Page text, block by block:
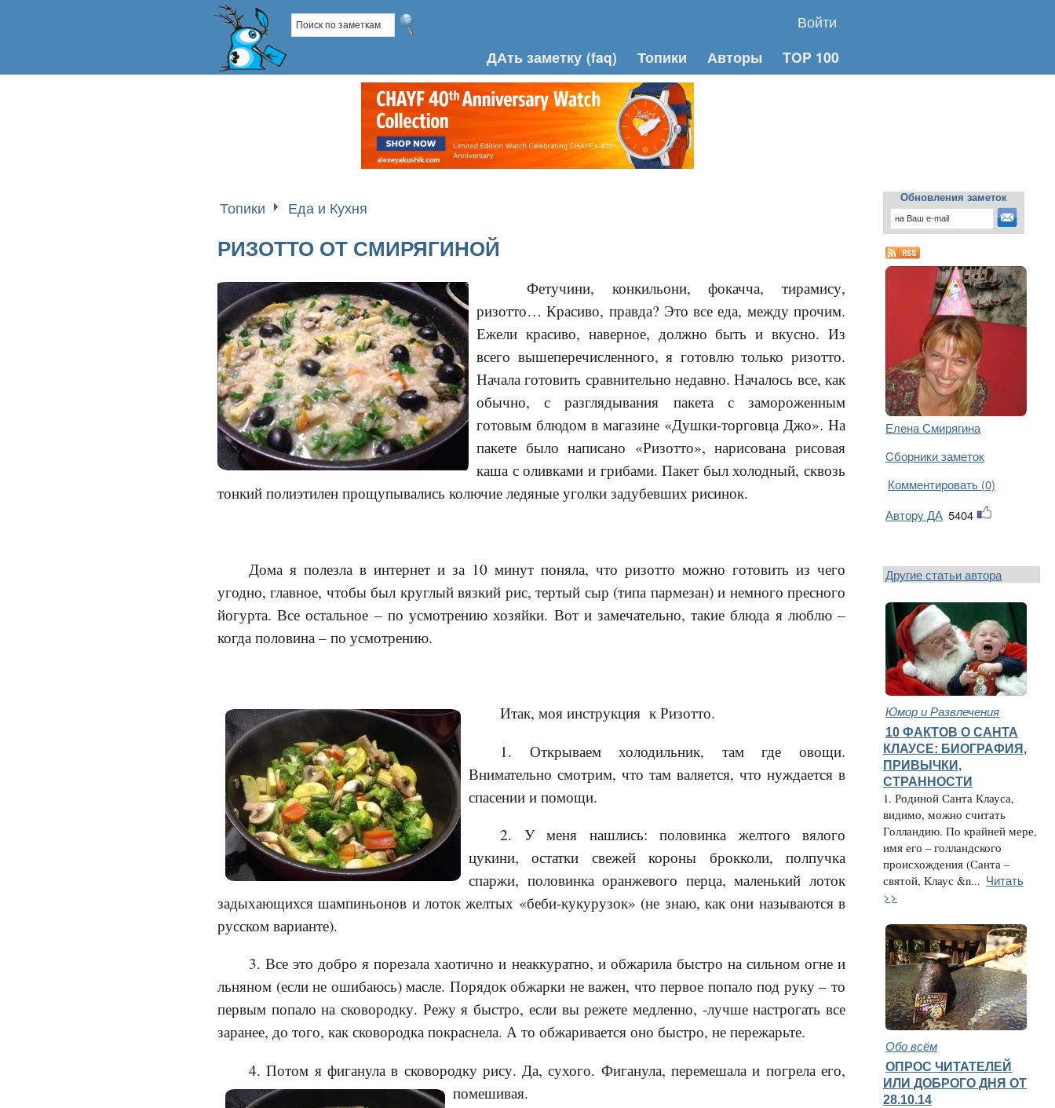
Войти
ДАть заметку (faq) Топики Авторы TOP 100
Топики Еда и Кухня
РИЗОТТО ОТ СМИРЯГИНОЙ
Фетучини, конкильони, фокачча, тирамису,
ризотто… Красиво, правда? Это все еда, между прочим.
Ежели красиво, наверное, должно быть и вкусно. Из
всего вышеперечисленного, я готовлю только ризотто.
Начала готовить сравнительно недавно. Началось все, как
обычно, с разглядывания пакета с замороженным
готовым блюдом в магазине «Душки-торговца Джо». На
пакете было написано «Ризотто», нарисована рисовая
каша с оливками и грибами. Пакет был холодный, сквозь
тонкий полиэтилен прощупывались колючие ледяные уголки задубевших рисинок.
Дома я полезла в интернет и за 10 минут поняла, что ризотто можно готовить из чего
угодно, главное, чтобы был круглый вязкий рис, тертый сыр (типа пармезан) и немного пресного
йогурта. Все остальное – по усмотрению хозяйки. Вот и замечательно, такие блюда я люблю –
когда половина – по усмотрению.
Итак, моя инструкция к Ризотто.
1. Открываем холодильник, там где овощи.
Внимательно смотрим, что там валяется, что нуждается в
спасении и помощи.
2. У меня нашлись: половинка желтого вялого
цукини, остатки свежей короны брокколи, полпучка
спаржи, половинка оранжевого перца, маленький лоток
задыхающихся шампиньонов и лоток желтых «беби-кукурузок» (не знаю, как они называются в
русском варианте).
3. Все это добро я порезала хаотично и неаккуратно, и обжарила быстро на сильном огне и
льняном (если не ошибаюсь) масле. Порядок обжарки не важен, что первое попало под руку – то
первым попало на сковородку. Режу я быстро, если вы режете медленно, -лучше настрогать все
заранее, до того, как сковородка покраснела. А то обжаривается оно быстро, не пережарьте.
4. Потом я фиганула в сковородку рису. Да, сухого. Фиганула, перемешала и погрела его,
помешивая.
Обновления заметок
Елена Смирягина
Cборники заметок
Комментировать (0)
Автору ДА 5404
Другие статьи автора
Юмор и Развлечения
10 ФАКТОВ О САНТА
КЛАУСЕ: БИОГРАФИЯ,
ПРИВЫЧКИ,
СТРАННОСТИ
1. Родиной Санта Клауса,
видимо, можно считать
Голландию. По крайней мере,
имя его – голландского
происхождения (Санта –
святой, Клаус &n... Читать
>>
Обо всём
ОПРОС ЧИТАТЕЛЕЙ
ИЛИ ДОБРОГО ДНЯ ОТ
28.10.14